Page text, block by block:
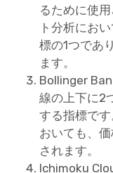
るために使
ト分析にお
標の1つであ
ます。
Bollinger
線の上下に2
する指標で
おいても、
されます。
Ichimoku